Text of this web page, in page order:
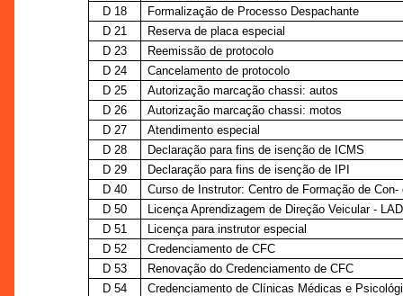
D 18
Formalização de Processo Despachante
D 21
Reserva de placa especial
D 23
Reemissão de protocolo
D 24
Cancelamento de protocolo
D 25
Autorização marcação chassi: autos
D 26
Autorização marcação chassi: motos
D 27
Atendimento especial
D 28
Declaração para fins de isenção de ICMS
D 29
Declaração para fins de isenção de IPI
D 40
Curso de Instrutor: Centro de Formação de Con-
D 50
Licença Aprendizagem de Direção Veicular -
D 51
Licença para instrutor especial
D 52
Credenciamento de CFC
D 53
Renovação do Credenciamento de CFC
D 54
Credenciamento de Clínicas Médicas e